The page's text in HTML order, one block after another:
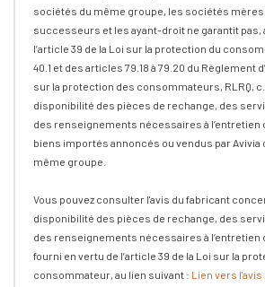
sociétés du même groupe, les sociétés
successeurs et les ayant-droit ne garantit pas,
l’article 39 de la Loi sur la protection du
40.1 et des articles 79.18 à 79.20 du Règlement
sur la protection des consommateurs, RLRQ, c.
disponibilité des pièces de rechange, des
des renseignements nécessaires à l’entretien
biens importés annoncés ou vendus par Avivia
même groupe.
Vous pouvez consulter l'avis du fabricant
disponibilité des pièces de rechange, des
des renseignements nécessaires à l’entretien
fourni en vertu de l’article 39 de la Loi sur la
consommateur, au lien suivant : Lien vers